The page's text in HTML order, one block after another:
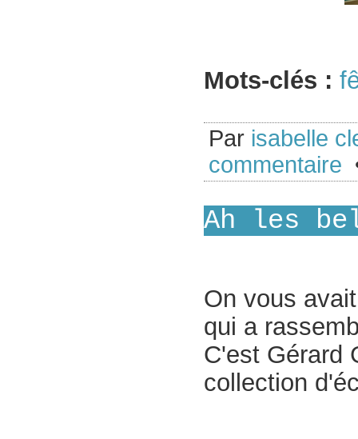
Mots-clés :
Par isabelle
commentaire
Ah les
On vous
qui a
C'est Gérard
collection